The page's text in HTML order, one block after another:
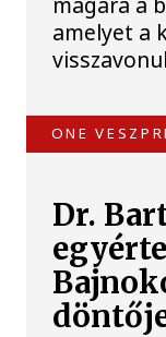
amelyet a
ONE
Dr.